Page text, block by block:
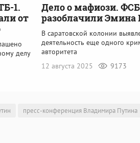
1.
от
делу
Дело о мафиози.
разоблачили Эмина
В саратовской колонии
деятельность еще одного
авторитета
12 августа 2025
9173
пресс-конференция Владимира Путина